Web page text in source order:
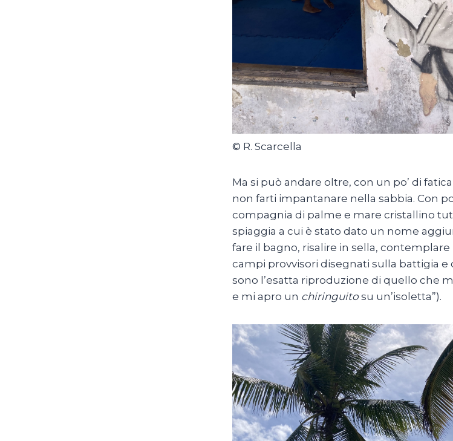
© R. Scarcella
Ma si può andare oltre, con un po’ di
non farti impantanare nella sabbia. Con
compagnia di palme e mare cristallino
spiaggia a cui è stato dato un nome
fare il bagno, risalire in sella,
campi provvisori disegnati sulla battigia
sono l’esatta riproduzione di quello che
e mi apro un chiringuitosu un’isoletta”).